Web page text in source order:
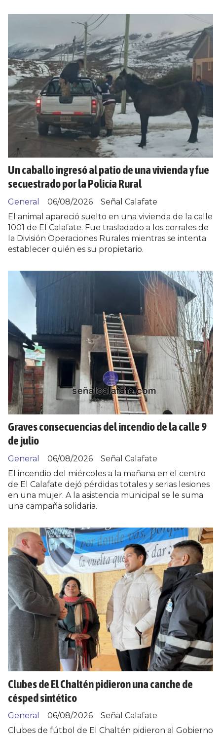
Un caballo ingresó al patio de una vivienda y fue
secuestrado por la Policía Rural
Señal Calafate
General
06/08/2026
El animal apareció suelto en una vivienda de la calle
1001 de El Calafate. Fue trasladado a los corrales de
la División Operaciones Rurales mientras se intenta
establecer quién es su propietario.
Graves consecuencias del incendio de la calle 9
de julio
Señal Calafate
General
06/08/2026
El incendio del miércoles a la mañana en el centro
de El Calafate dejó pérdidas totales y serias lesiones
en una mujer. A la asistencia municipal se le suma
una campaña solidaria.
Clubes de El Chaltén pidieron una canche de
césped sintético
Señal Calafate
General
06/08/2026
Clubes de fútbol de El Chaltén pidieron al Gobierno